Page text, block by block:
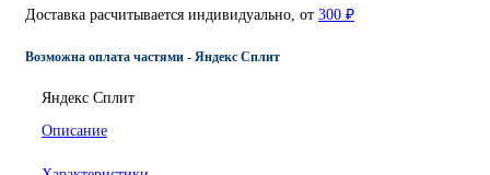
Доставка расчитывается индивидуально, от 300 ₽
Возможна оплата частями - Яндекс Сплит
Яндекс Сплит
Описание